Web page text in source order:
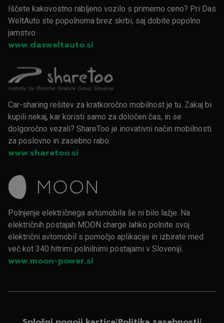
Iščete kakovostno rabljeno vozilo s primerno ceno? Pri Das
WeltAuto ste popolnoma brez skrbi, saj dobite popolno
jamstvo.
www.dasweltauto.si
Car-sharing rešitev za kratkoročno mobilnost je tu. Zakaj bi
kupili nekaj, kar koristi samo za določen čas, in se
dolgoročno vezali? ShareToo je inovativni način mobilnosti
za poslovno in zasebno rabo.
www.sharetoo.si
Polnjenje električnega avtomobila še ni bilo lažje. Na
električnih postajah MOON charge lahko polnite svoj
električni avtomobil s pomočjo aplikacije in izbirate med
več kot 340 hitrimi polnilnimi postajami v Sloveniji.
www.moon-power.si